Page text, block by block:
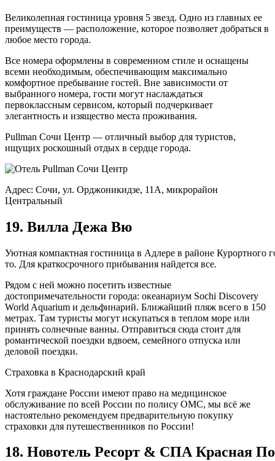
Великолепная гостиница уровня 5 звезд. Одно из главных ее
преимуществ — расположение, которое позволяет добраться в
любое место города.
Все номера оформлены в современном стиле и оснащены
всеми необходимым, обеспечивающим максимально
комфортное пребывание гостей. Вне зависимости от
выбранного номера, гости могут наслаждаться
первоклассным сервисом, который подчеркивает
элегантность и изящество места проживания.
Pullman Сочи Центр — отличный выбор для туристов,
ищущих роскошный отдых в сердце города.
Адрес: Сочи, ул. Орджоникидзе, 11А, микрорайон
Центральный
19. Вилла Дежа Вю
Уютная компактная гостиница в Адлере в районе Курортного
то. Для краткосрочного прибывания найдется все.
Рядом с ней можно посетить известные
достопримечательности города: океанариум Sochi Discovery
World Aquarium и дельфинарий. Ближайший пляж всего в 150
метрах. Там туристы могут искупаться в теплом море или
принять солнечные ванны. Отправиться сюда стоит для
романтической поездки вдвоем, семейного отпуска или
деловой поездки.
Страховка в Краснодарский край
Хотя граждане России имеют право на медицинское
обслуживание по всей России по полису ОМС, мы всё же
настоятельно рекомендуем предварительную покупку
страховки для путешественников по России!
18. Новотель Ресорт & СПА Красная